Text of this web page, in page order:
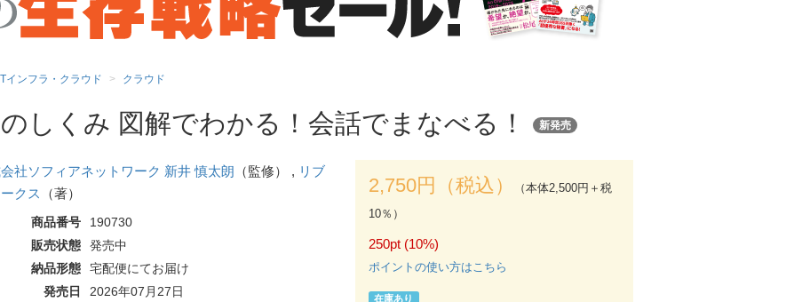
ITインフラ・クラウド クラウド
しくみ 図解でわかる！会話でまなべる！ 新発売
社ソフィアネットワーク 新井 慎太朗 （監修） , リブ
クス （著）
商品番号
190730
販売状態
発売中
納品形態
宅配便にてお届け
発売日
2026年07月27日
2,750円（税込）
（本体2,500円＋税
10％）
250pt (10%)
ポイントの使い方はこちら
在庫あり